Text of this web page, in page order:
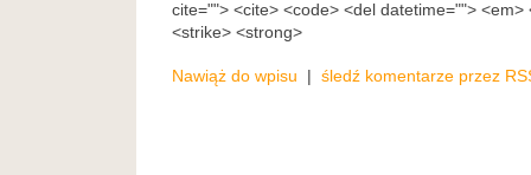
cite=""> <cite> <code> <del datetime=""> <em>
<strike> <strong>
Nawiąż do wpisu śledź komentarze przez